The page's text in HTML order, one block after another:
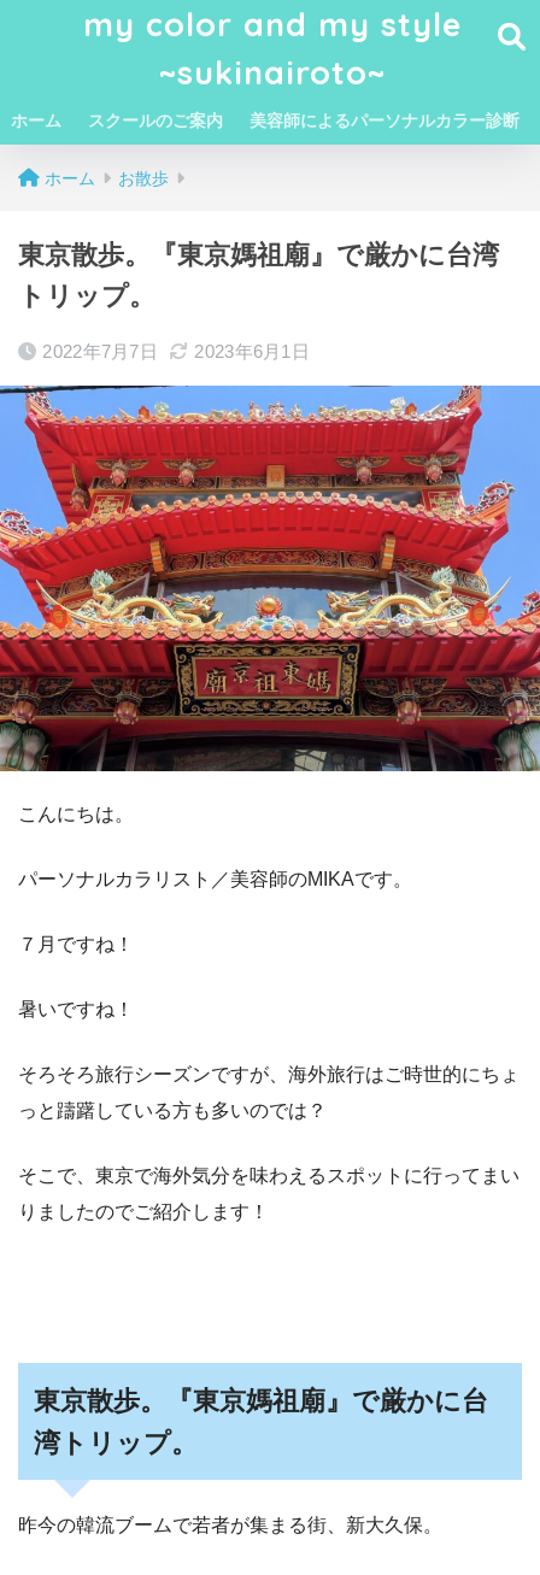
my color and my style
~sukinairoto~
ホーム スクールのご案内 美容師によるパーソナルカラー診断
ホーム お散歩
東京散歩。『東京媽祖廟』で厳かに台湾
トリップ。
2022年7月7日 2023年6月1日
こんにちは。
パーソナルカラリスト／美容師のMIKAです。
７月ですね！
暑いですね！
そろそろ旅行シーズンですが、海外旅行はご時世的にちょ
っと躊躇している方も多いのでは？
そこで、東京で海外気分を味わえるスポットに行ってまい
りましたのでご紹介します！
東京散歩。『東京媽祖廟』で厳かに台
湾トリップ。
昨今の韓流ブームで若者が集まる街、新大久保。